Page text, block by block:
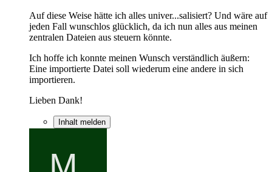
Auf diese Weise hätte ich alles univer...salisiert? Und wäre auf
jeden Fall wunschlos glücklich, da ich nun alles aus meinen
zentralen Dateien aus steuern könnte.
Ich hoffe ich konnte meinen Wunsch verständlich äußern:
Eine importierte Datei soll wiederum eine andere in sich
importieren.
Lieben Dank!
Inhalt melden